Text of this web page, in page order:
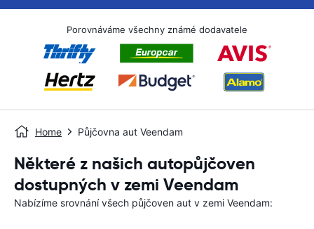
Porovnáváme všechny známé dodavatele
Home Půjčovna aut Veendam
Některé z našich autopůjčoven
dostupných v zemi Veendam
Nabízíme srovnání všech půjčoven aut v zemi Veendam: